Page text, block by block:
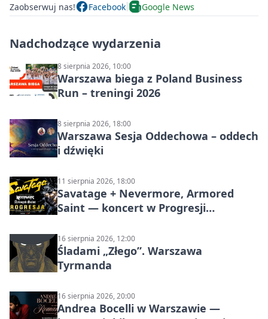
Zaobserwuj nas! Facebook Google News
Nadchodzące wydarzenia
8 sierpnia 2026, 10:00
Warszawa biega z Poland Business
Run – treningi 2026
8 sierpnia 2026, 18:00
Warszawa Sesja Oddechowa – oddech
i dźwięki
11 sierpnia 2026, 18:00
Savatage + Nevermore, Armored
Saint — koncert w Progresji
16 sierpnia 2026, 12:00
Śladami „Złego”. Warszawa
Tyrmanda
16 sierpnia 2026, 20:00
Andrea Bocelli w Warszawie —